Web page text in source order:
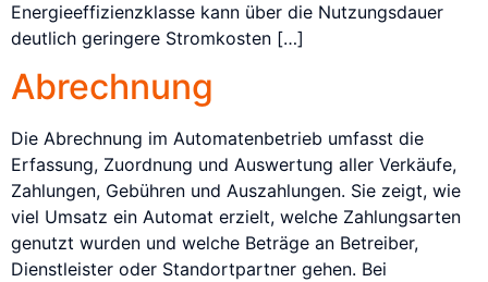
Energieeffizienzklasse kann über die Nutzungsdauer
deutlich geringere Stromkosten […]
Abrechnung
Die Abrechnung im Automatenbetrieb umfasst die
Erfassung, Zuordnung und Auswertung aller Verkäufe,
Zahlungen, Gebühren und Auszahlungen. Sie zeigt, wie
viel Umsatz ein Automat erzielt, welche Zahlungsarten
genutzt wurden und welche Beträge an Betreiber,
Dienstleister oder Standortpartner gehen. Bei